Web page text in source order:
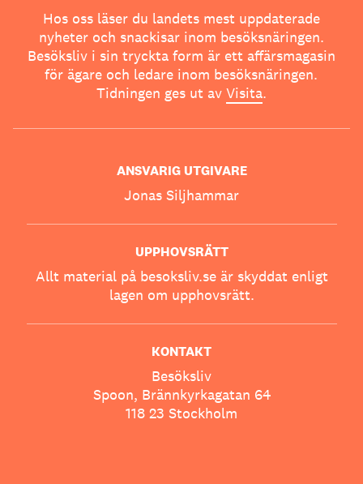
Hos oss läser du landets mest uppdaterade
nyheter och snackisar inom besöksnäringen.
Besöksliv i sin tryckta form är ett affärsmagasin
för ägare och ledare inom besöksnäringen.
Tidningen ges ut av Visita.
ANSVARIG UTGIVARE
Jonas Siljhammar
UPPHOVSRÄTT
Allt material på besoksliv.se är skyddat enligt
lagen om upphovsrätt.
KONTAKT
Besöksliv
Spoon, Brännkyrkagatan 64
118 23 Stockholm